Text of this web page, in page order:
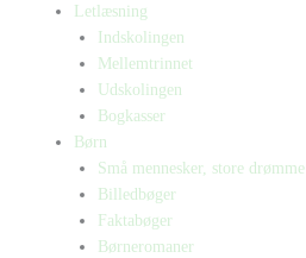
Letlæsning
Indskolingen
Mellemtrinnet
Udskolingen
Bogkasser
Børn
Små mennesker, store drømme
Billedbøger
Faktabøger
Børneromaner